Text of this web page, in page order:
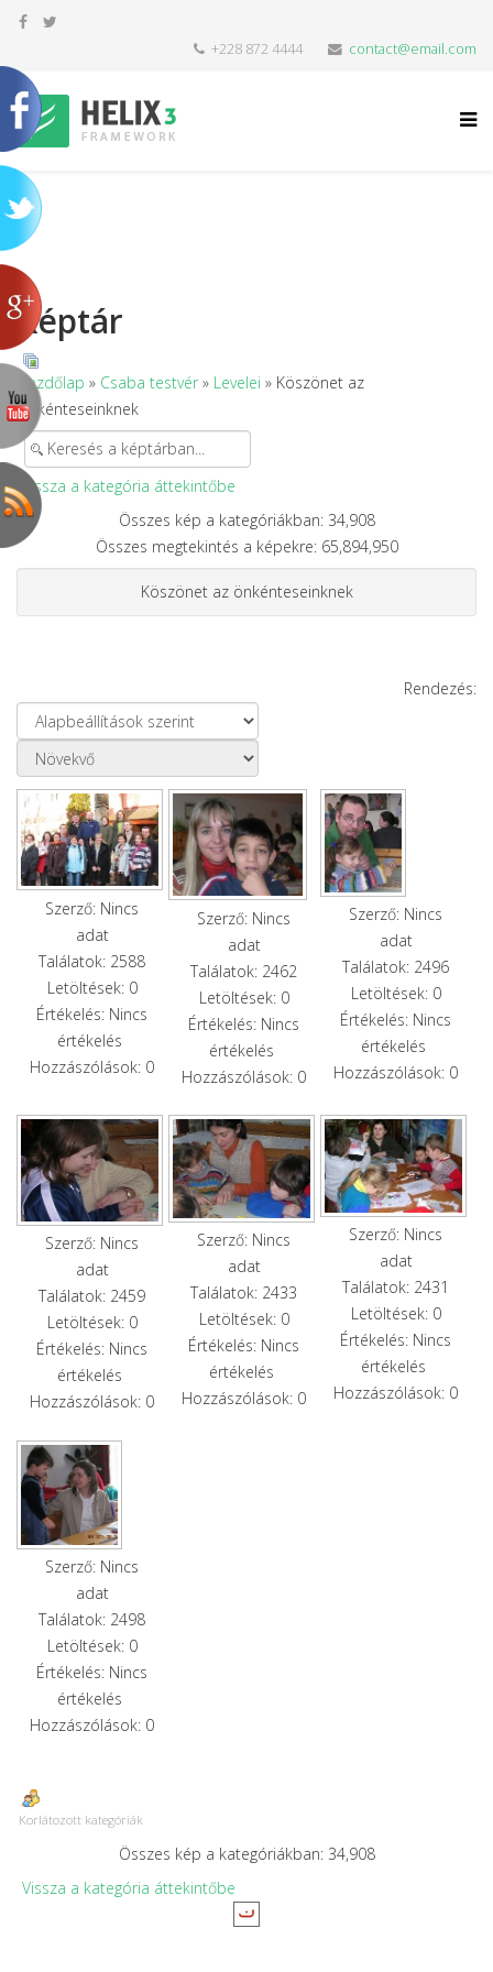
+228 872 4444 contact@email.com
Képtár
Kezdőlap » Csaba testvér » Levelei » Köszönet az
önkénteseinknek
Vissza a kategória áttekintőbe
Összes kép a kategóriákban: 34,908
Összes megtekintés a képekre: 65,894,950
Köszönet az önkénteseinknek
Rendezés:
Szerző: Nincs
adat
Találatok: 2588
Letöltések: 0
Értékelés: Nincs
értékelés
Hozzászólások: 0
Szerző: Nincs
adat
Találatok: 2462
Letöltések: 0
Értékelés: Nincs
értékelés
Hozzászólások: 0
Szerző: Nincs
adat
Találatok: 2496
Letöltések: 0
Értékelés: Nincs
értékelés
Hozzászólások: 0
Szerző: Nincs
adat
Találatok: 2459
Letöltések: 0
Értékelés: Nincs
értékelés
Hozzászólások: 0
Szerző: Nincs
adat
Találatok: 2433
Letöltések: 0
Értékelés: Nincs
értékelés
Hozzászólások: 0
Szerző: Nincs
adat
Találatok: 2431
Letöltések: 0
Értékelés: Nincs
értékelés
Hozzászólások: 0
Szerző: Nincs
adat
Találatok: 2498
Letöltések: 0
Értékelés: Nincs
értékelés
Hozzászólások: 0
Korlátozott kategóriák
Összes kép a kategóriákban: 34,908
Vissza a kategória áttekintőbe